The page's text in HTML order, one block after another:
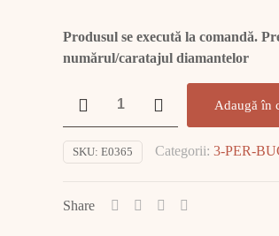
Produsul se execută la comandă.
numărul/caratajul diamantelor
Inel
14K
DIAMANT
Adaugă în
SKU: E0365 Categorii: 3-PER-
Share